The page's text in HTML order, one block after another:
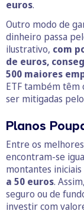
euros.
Outro modo de
dinheiro passa
ilustrativo, com
de euros,
500 maiores
ETF também têm
ser mitigadas
Planos
Entre os
encontram-se
montantes
a 50 euros.
seguro ou de
investir com